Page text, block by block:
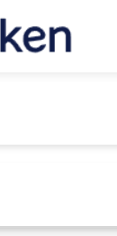
载